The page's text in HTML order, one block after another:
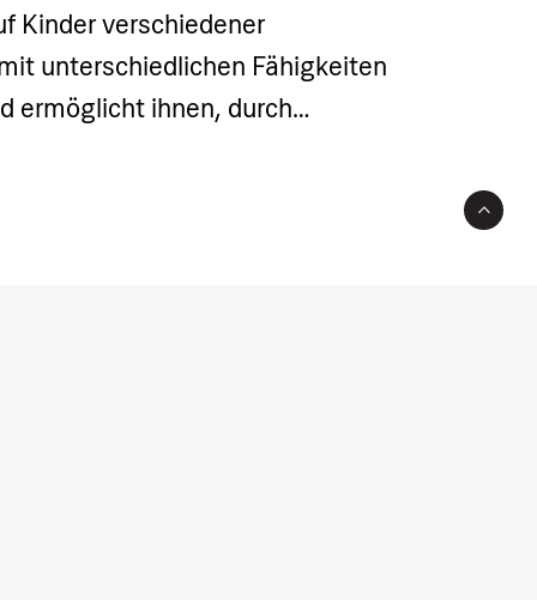
Kinder verschiedener
unterschiedlichen Fähigkeiten
ermöglicht ihnen, durch
Koordination, Kraft,